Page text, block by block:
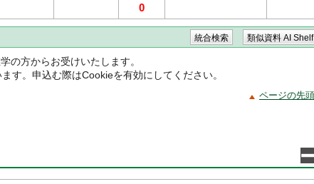
0
の方からお受けいたします。
す。申込む際はCookieを有効にしてください。
ページの先